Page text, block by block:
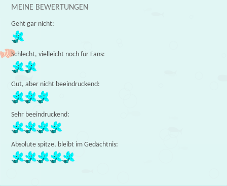
MEINE BEWERTUNGEN
Geht gar nicht:
Schlecht, vielleicht noch für Fans:
Gut, aber nicht beeindruckend:
Sehr beeindruckend:
Absolute spitze, bleibt im Gedächtnis: